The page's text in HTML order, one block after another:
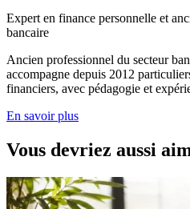
Expert en finance personnelle et
bancaire
Ancien professionnel du secteur
accompagne depuis 2012
financiers, avec pédagogie et
En savoir plus
Vous devriez aussi